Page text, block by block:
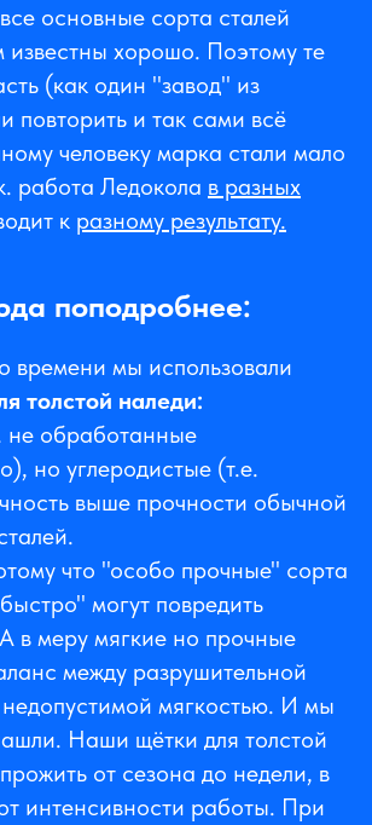
основные сорта сталей
известны хорошо. Поэтому те
(как один "завод" из
повторить и так сами всё
человеку марка стали мало
работа Ледокола в разных
к разному результату.
поподробнее:
времени мы использовали
толстой наледи:
обработанные
но углеродистые (т.е.
выше прочности обычной
что "особо прочные" сорта
могут повредить
в меру мягкие но прочные
между разрушительной
мягкостью. И мы
Наши щётки для толстой
от сезона до недели, в
интенсивности работы. При